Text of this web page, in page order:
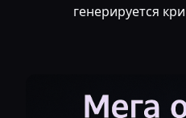
генерируется